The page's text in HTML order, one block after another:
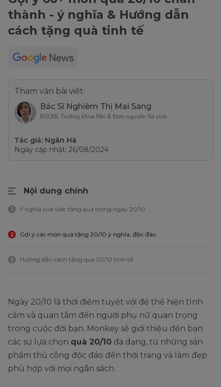
thành - ý nghĩa & Hướng dẫn
cách tặng quà tinh tế
Tham vấn bài viết:
Bác Sĩ Nghiêm Thị Mai Sang
BSCKII, Trưởng khoa Nhi & Đơn nguyên Sơ sinh
Tác giả: Ngân Hà
Ngày cập nhật: 26/08/2024
Nội dung chính
1 Ý nghĩa của việc tặng quà trong ngày 20/10
2 Gợi ý các món quà tặng 20/10 ý nghĩa, độc đáo
3 Hướng dẫn cách tặng quà 20/10 tinh tế
Ngày 20/10 là thời điểm tuyệt vời để thể hiện tình
cảm và quan tâm đến người phụ nữ quan trọng
trong cuộc đời bạn. Monkey sẽ giới thiệu đến bạn
các sự lựa chọn quà 20/10 đa dạng, từ những sản
phẩm thủ công độc đáo đến thời trang và làm đẹp
phù hợp với mọi ngân sách.